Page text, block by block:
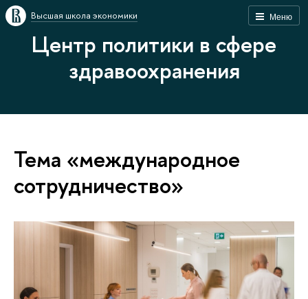
Меню
Высшая школа экономики
Центр политики в сфере
здравоохранения
Тема «международное
сотрудничество»